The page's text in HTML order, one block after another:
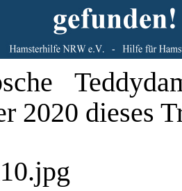
2020 dieses